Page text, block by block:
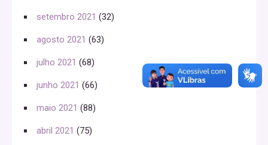
setembro 2021 (32)
agosto 2021 (63)
julho 2021 (68)
junho 2021 (66)
maio 2021 (88)
abril 2021 (75)